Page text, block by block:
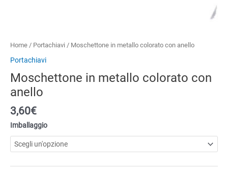
Home / Portachiavi / Moschettone in metallo colorato con anello
Portachiavi
Moschettone in metallo colorato con
anello
3,60€
Imballaggio